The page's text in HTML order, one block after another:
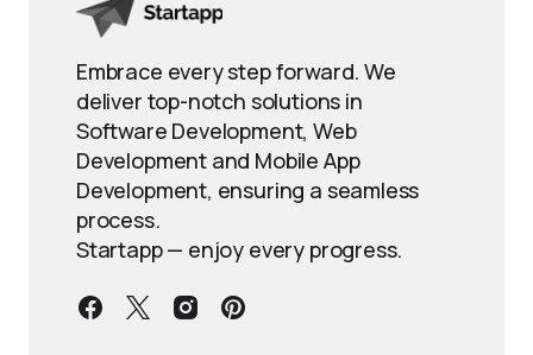
Embrace every step forward. We
deliver top-notch solutions in
Software Development, Web
Development and Mobile App
Development, ensuring a seamless
process.
Startapp — enjoy every progress.